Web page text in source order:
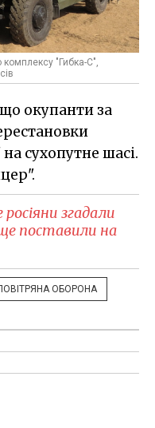
"Гибка-С",
окупанти за
сухопутне шасі.
згадали
поставили на
ОБОРОНА